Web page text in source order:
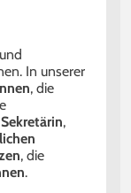
In unserer
, die
Sekretärin,
, die
.